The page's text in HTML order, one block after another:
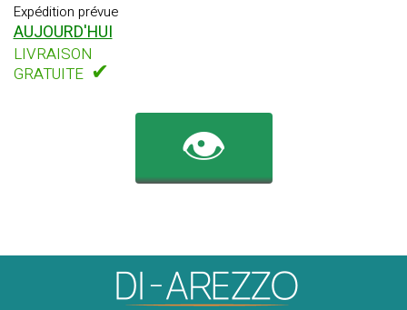
Expédition prévue
AUJOURD'HUI
LIVRAISON
GRATUITE ✔
👁️